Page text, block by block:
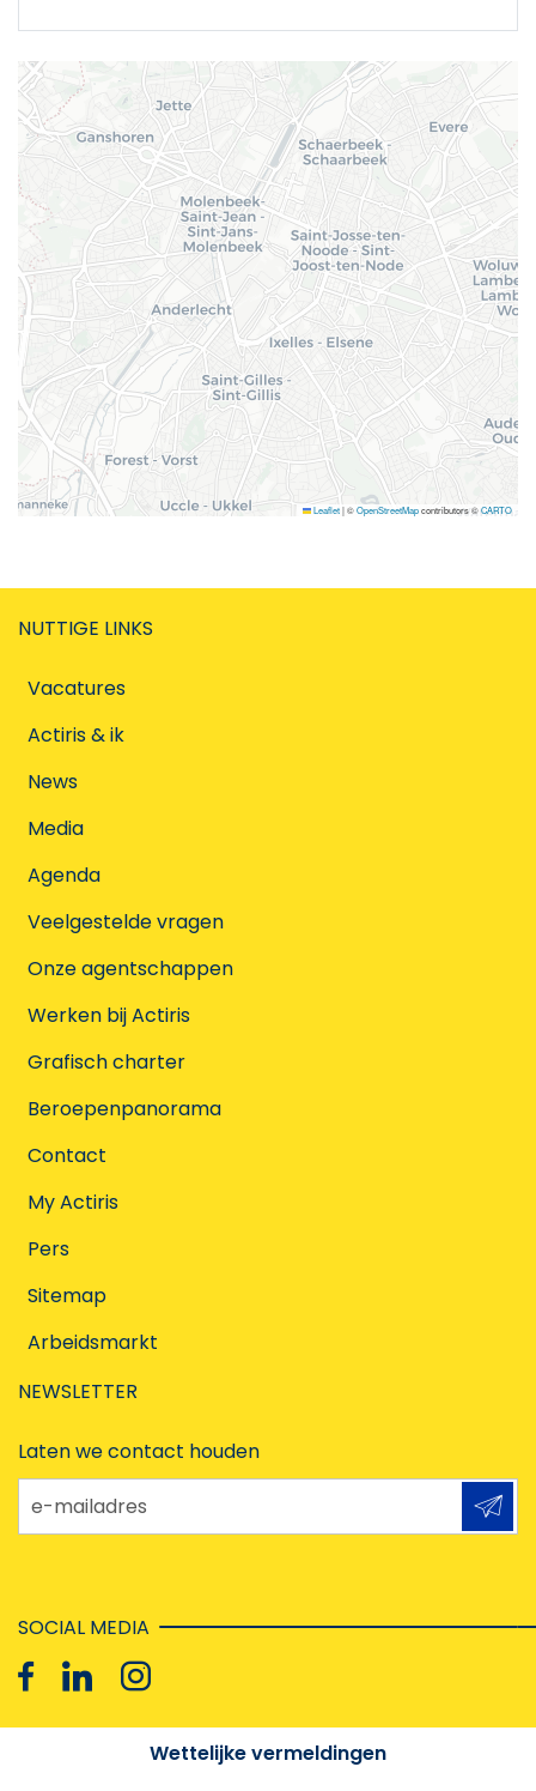
Leaflet|©OpenStreetMapcontributors ©CARTO
NUTTIGE LINKS
Vacatures
Actiris & ik
News
Media
Agenda
Veelgestelde vragen
Onze agentschappen
Werken bij Actiris
Grafisch charter
Beroepenpanorama
Contact
My Actiris
Pers
Sitemap
Arbeidsmarkt
NEWSLETTER
Laten we contact houden
e-mailadres
SOCIAL MEDIA
Wettelijke vermeldingen